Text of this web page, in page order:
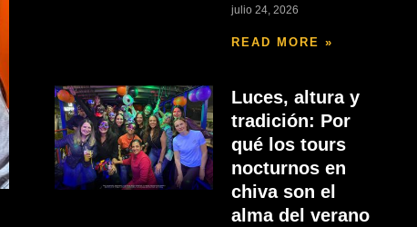
julio 24, 2026
READ MORE »
Luces, altura y
tradición: Por
qué los tours
nocturnos en
chiva son el
alma del verano